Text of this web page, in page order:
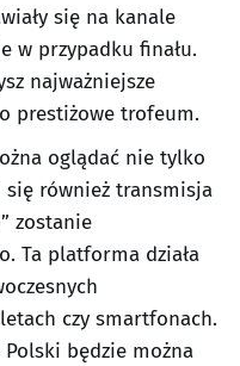
się na kanale
w przypadku finału.
najważniejsze
prestiżowe trofeum.
oglądać nie tylko
się również transmisja
zostanie
Ta platforma działa
czy smartfonach.
Polski będzie można